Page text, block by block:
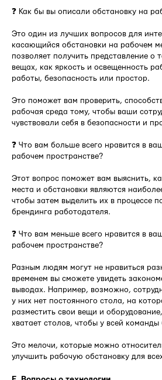
❓ Как бы вы описали обстановку на
Это один из лучших вопросов для
касающийся обстановки на рабочем
позволяет получить представление о
вещах, как яркость и освещенность
работы, безопасность или простор.
Это поможет вам проверить,
рабочая среда тому, чтобы ваши
чувствовали себя в безопасности и
❓ Что вам больше всего нравится в
рабочем пространстве?
Этот вопрос поможет вам выяснить,
места и обстановки являются
чтобы затем выделить их в процессе
брендинга работодателя.
❓ Что вам меньше всего нравится в
рабочем пространстве?
Разным людям могут не нравиться
временем вы сможете увидеть
выводах. Например, возможно,
у них нет постоянного стола, на
разместить свои вещи и
хватает столов, чтобы у всей
Это мелочи, которые можно
улучшить рабочую обстановку для